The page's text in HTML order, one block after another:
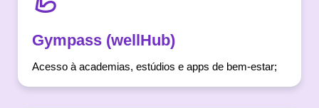
Gympass (wellHub)
Acesso à academias, estúdios e apps de bem-estar;